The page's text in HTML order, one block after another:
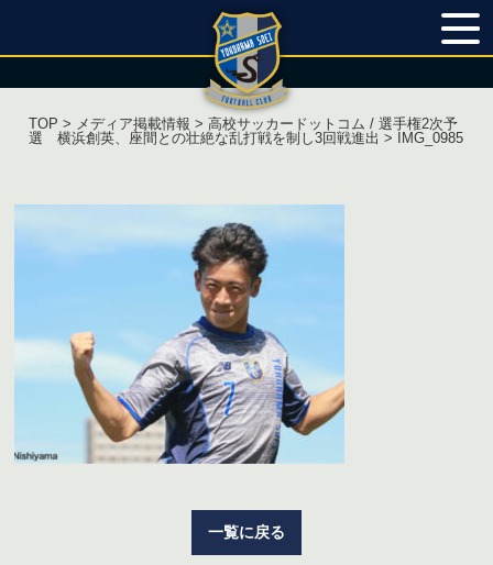
TOP > メディア掲載情報 > 高校サッカードットコム / 選手権2次予
選 横浜創英、座間との壮絶な乱打戦を制し3回戦進出 > IMG_0985
一覧に戻る